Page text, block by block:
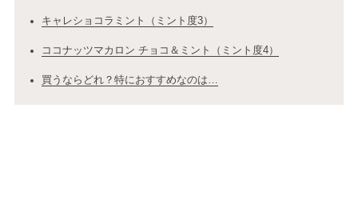
キャレショコラミント（ミント度3）
ココナッツマカロン チョコ＆ミント（ミント度4）
買うならどれ？特におすすめなのは…